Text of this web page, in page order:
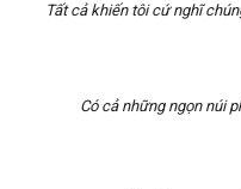
Tất cả khiến tôi cứ nghĩ
Có cả những ngọn núi